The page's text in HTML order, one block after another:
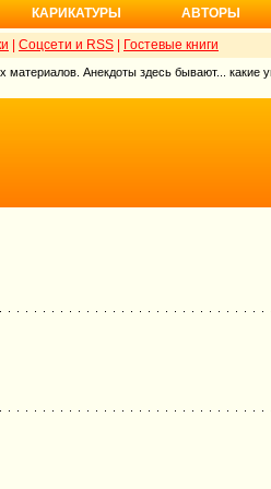
КАРИКАТУРЫ АВТОРЫ
Соцсети и RSS Гостевые книги
Анекдоты здесь бывают... какие